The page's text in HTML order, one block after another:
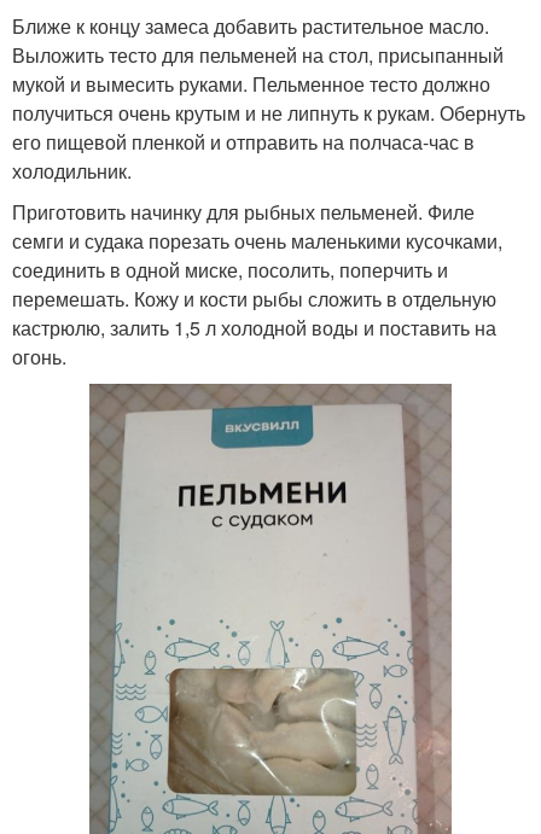
Ближе к концу замеса добавить растительное масло.
Выложить тесто для пельменей на стол, присыпанный
мукой и вымесить руками. Пельменное тесто должно
получиться очень крутым и не липнуть к рукам. Обернуть
его пищевой пленкой и отправить на полчаса-час в
холодильник.
Приготовить начинку для рыбных пельменей. Филе
семги и судака порезать очень маленькими кусочками,
соединить в одной миске, посолить, поперчить и
перемешать. Кожу и кости рыбы сложить в отдельную
кастрюлю, залить 1,5 л холодной воды и поставить на
огонь.